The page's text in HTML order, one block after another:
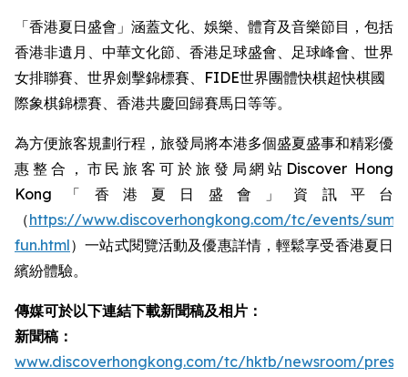
「香港夏日盛會」涵蓋文化、娛樂、體育及音樂節目，包括
香港非遺月、中華文化節、香港足球盛會、足球峰會、世界
女排聯賽、世界劍擊錦標賽、FIDE世界團體快棋超快棋國
際象棋錦標賽、香港共慶回歸賽馬日等等。 ​
為方便旅客規劃行程，旅發局將本港多個盛夏盛事和精彩優
惠整合，市民旅客可於旅發局網站Discover Hong
Kong「香港夏日盛會」資訊平台
（https://www.discoverhongkong.com/tc/events/
fun.html）一站式閱覽活動及優惠詳情，輕鬆享受香港夏日
繽紛體驗。
傳媒可於以下連結下載新聞稿及相片：
新聞稿：
www.discoverhongkong.com/tc/hktb/newsroom/press-